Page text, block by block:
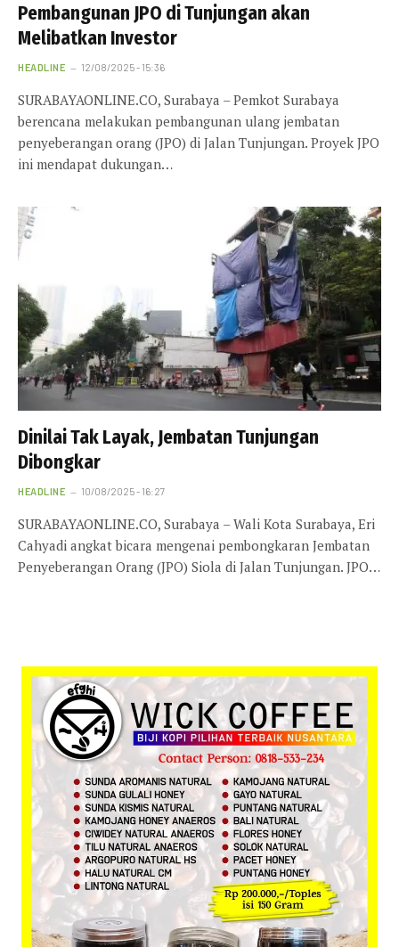
Pembangunan JPO di Tunjungan akan
Melibatkan Investor
HEADLINE 12/08/2025 - 15:36
SURABAYAONLINE.CO, Surabaya – Pemkot Surabaya
berencana melakukan pembangunan ulang jembatan
penyeberangan orang (JPO) di Jalan Tunjungan. Proyek JPO
ini mendapat dukungan…
Dinilai Tak Layak, Jembatan Tunjungan
Dibongkar
HEADLINE 10/08/2025 - 16:27
SURABAYAONLINE.CO, Surabaya – Wali Kota Surabaya, Eri
Cahyadi angkat bicara mengenai pembongkaran Jembatan
Penyeberangan Orang (JPO) Siola di Jalan Tunjungan. JPO…